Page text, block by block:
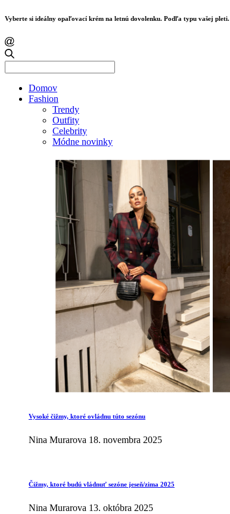
Vyberte si ideálny opaľovací krém na letnú dovolenku. Podľa typu vašej pleti.
for:
Domov
Fashion
Trendy
Outfity
Celebrity
Módne novinky
Vysoké čižmy, ktoré ovládnu túto sezónu
Nina Murarova 18. novembra 2025
Čižmy, ktoré budú vládnuť sezóne jeseň/zima 2025
Nina Murarova 13. októbra 2025